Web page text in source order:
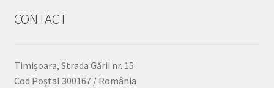
CONTACT
Timișoara, Strada Gării nr. 15
Cod Poștal 300167 / România